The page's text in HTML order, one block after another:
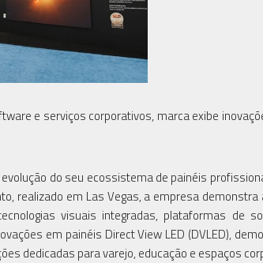
e serviços corporativos, marca exibe
do seu ecossistema de painéis
realizado em Las Vegas, a empresa
visuais integradas, plataformas de
em painéis Direct View LED (DVLED),
dedicadas para varejo, educação e espaços